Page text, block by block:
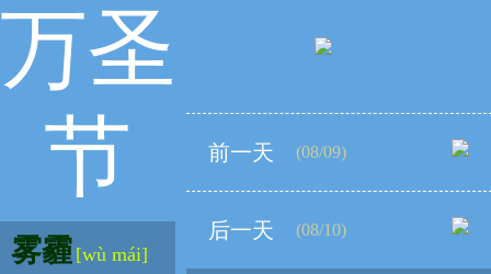
万圣
节
雾霾 [wù mái]
前一天 (08/09)
后一天 (08/10)